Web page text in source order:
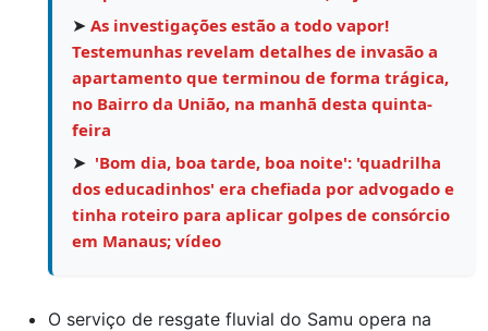
➤ As investigações estão a todo vapor!
Testemunhas revelam detalhes de invasão a
apartamento que terminou de forma trágica,
no Bairro da União, na manhã desta quinta-
feira
➤ 'Bom dia, boa tarde, boa noite': 'quadrilha
dos educadinhos' era chefiada por advogado e
tinha roteiro para aplicar golpes de consórcio
em Manaus; vídeo
O serviço de resgate fluvial do Samu opera na